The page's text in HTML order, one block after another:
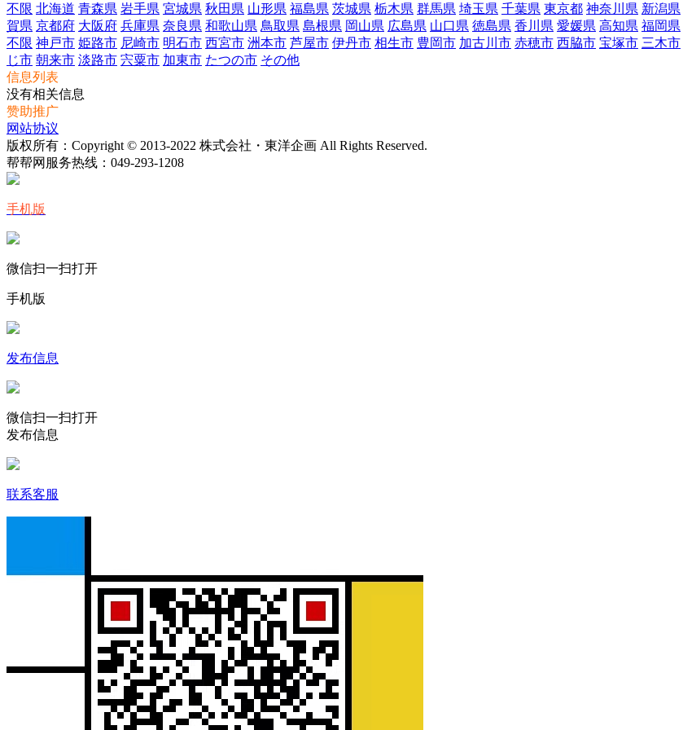
不限 北海道 青森県 岩手県 宮城県 秋田県 山形県 福島県 茨城県 栃木県 群馬県 埼玉県 千葉県 東京都 神奈川県 新潟県
賀県 京都府 大阪府 兵庫県 奈良県 和歌山県 鳥取県 島根県 岡山県 広島県 山口県 徳島県 香川県 愛媛県 高知県 福岡県
不限 神戸市 姫路市 尼崎市 明石市 西宮市 洲本市 芦屋市 伊丹市 相生市 豊岡市 加古川市 赤穂市 西脇市 宝塚市 三木市
じ市 朝来市 淡路市 宍粟市 加東市 たつの市 その他
信息列表
没有相关信息
赞助推广
网站协议
版权所有：Copyright © 2013-2022 株式会社・東洋企画 All Rights Reserved.
帮帮网服务热线： 049-293-1208
手机版
微信扫一扫打开
手机版
发布信息
微信扫一扫打开
发布信息
联系客服